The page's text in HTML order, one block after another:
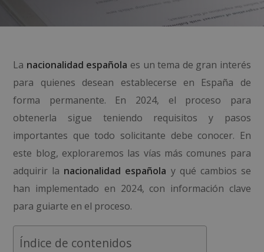
La nacionalidad española es un tema de gran interés
para quienes desean establecerse en España de
forma permanente. En 2024, el proceso para
obtenerla sigue teniendo requisitos y pasos
importantes que todo solicitante debe conocer. En
este blog, exploraremos las vías más comunes para
adquirir la nacionalidad española y qué cambios se
han implementado en 2024, con información clave
para guiarte en el proceso.
Índice de contenidos